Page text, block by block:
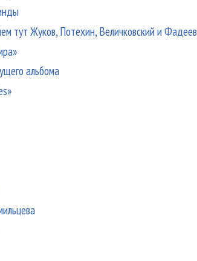
тут Жуков, Потехин, Величковский и Фадеев
альбома